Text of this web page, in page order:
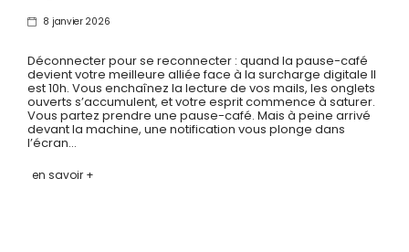
8 janvier 2026
Déconnecter pour se reconnecter : quand la pause-café
devient votre meilleure alliée face à la surcharge digitale Il
est 10h. Vous enchaînez la lecture de vos mails, les onglets
ouverts s’accumulent, et votre esprit commence à saturer.
Vous partez prendre une pause-café. Mais à peine arrivé
devant la machine, une notification vous plonge dans
l’écran…
en savoir +